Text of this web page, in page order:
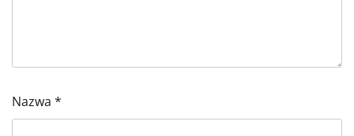
Nazwa *